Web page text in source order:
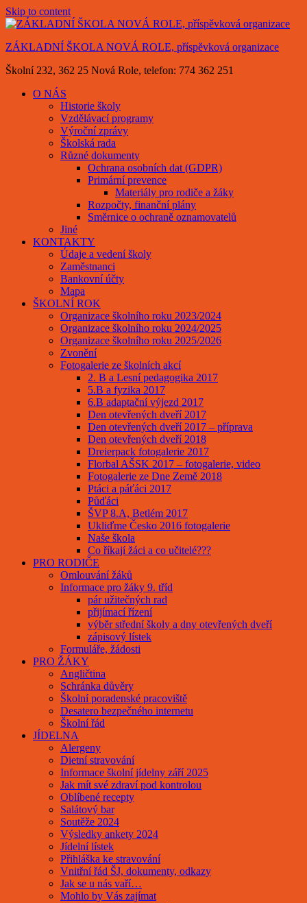
Skip to content
ZÁKLADNÍ ŠKOLA NOVÁ ROLE, příspěvková organizace
Školní 232, 362 25 Nová Role, telefon: 774 362 251
O NÁS
Historie školy
Vzdělávací programy
Výroční zprávy
Školská rada
Různé dokumenty
Ochrana osobních dat (GDPR)
Primární prevence
Materiály pro rodiče a žáky
Rozpočty, finanční plány
Směrnice o ochraně oznamovatelů
Jiné
KONTAKTY
Údaje a vedení školy
Zaměstnanci
Bankovní účty
Mapa
ŠKOLNÍ ROK
Organizace školního roku 2023/2024
Organizace školního roku 2024/2025
Organizace školního roku 2025/2026
Zvonění
Fotogalerie ze školních akcí
2. B a Lesní pedagogika 2017
5.B a fyzika 2017
6.B adaptační výjezd 2017
Den otevřených dveří 2017
Den otevřených dveří 2017 – příprava
Den otevřených dveří 2018
Dreierpack fotogalerie 2017
Florbal AŠSK 2017 – fotogalerie, video
Fotogalerie ze Dne Země 2018
Ptáci a páťáci 2017
Půďáci
ŠVP 8.A, Betlém 2017
Ukliďme Česko 2016 fotogalerie
Naše škola
Co říkají žáci a co učitelé???
PRO RODIČE
Omlouvání žáků
Informace pro žáky 9. tříd
pár užitečných rad
přijímací řízení
výběr střední školy a dny otevřených dveří
zápisový lístek
Formuláře, žádosti
PRO ŽÁKY
Angličtina
Schránka důvěry
Školní poradenské pracoviště
Desatero bezpečného internetu
Školní řád
JÍDELNA
Alergeny
Dietní stravování
Informace školní jídelny září 2025
Jak mít své zdraví pod kontrolou
Oblíbené recepty
Salátový bar
Soutěže 2024
Výsledky ankety 2024
Jídelní lístek
Přihláška ke stravování
Vnitřní řád ŠJ, dokumenty, odkazy
Jak se u nás vaří…
Mohlo by Vás zajímat